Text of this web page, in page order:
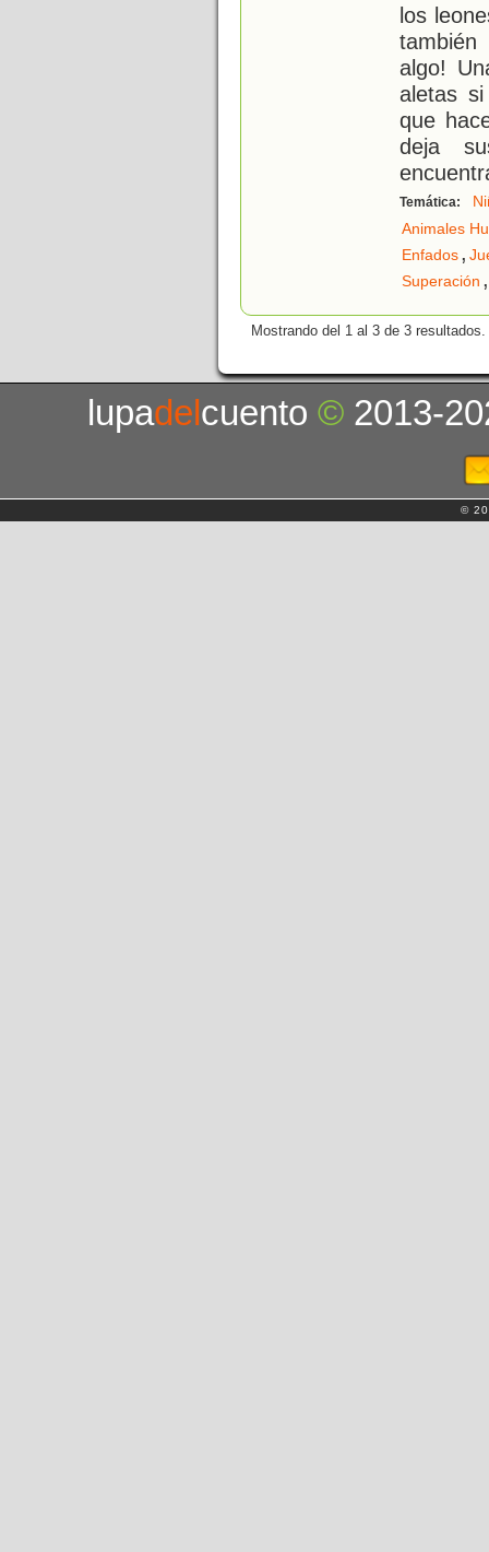
los
también
algo!
aletas
que
deja
Temática:
Animales
Enfados,
Superación ,
Mostrando del 1 al 3 de 3 resultados.
lupadelcuento© 2013-
©